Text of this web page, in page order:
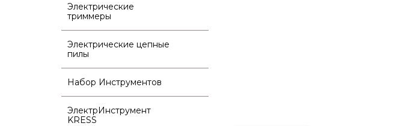
Электрические
триммеры
Электрические цепные
пилы
Набор Инструментов
ЭлектрИнструмент
KRESS